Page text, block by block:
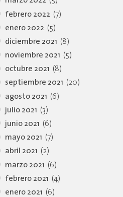
febrero 2022 (7)
enero 2022 (5)
diciembre 2021 (8)
noviembre 2021 (5)
octubre 2021 (8)
septiembre 2021 (20)
agosto 2021 (6)
julio 2021 (3)
junio 2021 (6)
mayo 2021 (7)
abril 2021 (2)
marzo 2021 (6)
febrero 2021 (4)
enero 2021 (6)